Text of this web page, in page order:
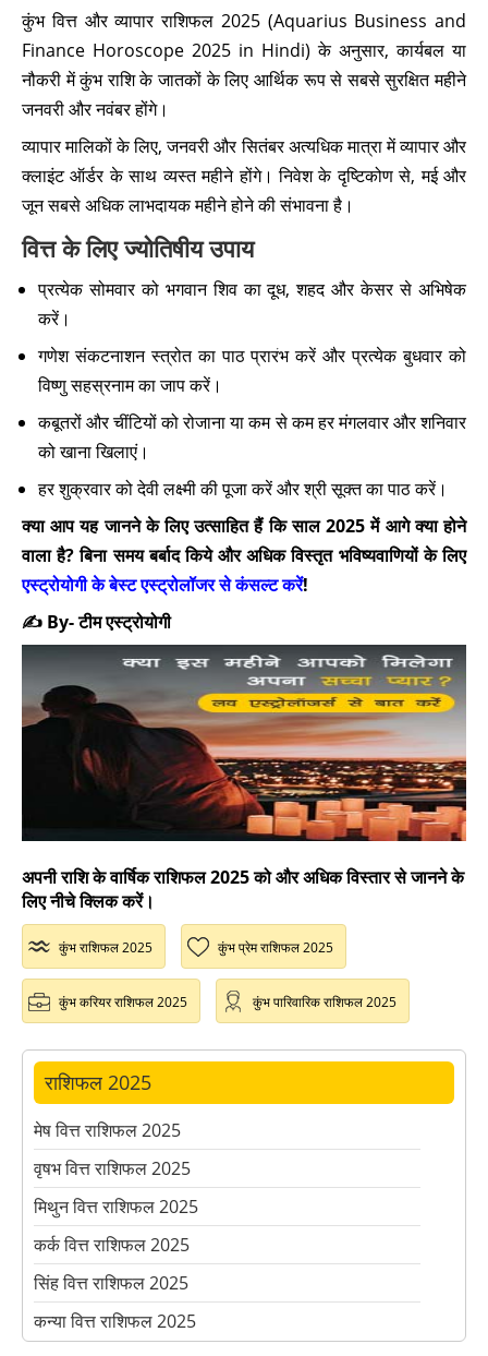
कुंभ वित्त और व्यापार राशिफल 2025 (Aquarius Business and
Finance Horoscope 2025 in Hindi) के अनुसार, कार्यबल या
नौकरी में कुंभ राशि के जातकों के लिए आर्थिक रूप से सबसे सुरक्षित महीने
जनवरी और नवंबर होंगे।
व्यापार मालिकों के लिए, जनवरी और सितंबर अत्यधिक मात्रा में व्यापार और
क्लाइंट ऑर्डर के साथ व्यस्त महीने होंगे। निवेश के दृष्टिकोण से, मई और
जून सबसे अधिक लाभदायक महीने होने की संभावना है।
वित्त के लिए ज्योतिषीय उपाय
प्रत्येक सोमवार को भगवान शिव का दूध, शहद और केसर से अभिषेक
करें।
गणेश संकटनाशन स्त्रोत का पाठ प्रारंभ करें और प्रत्येक बुधवार को
विष्णु सहस्रनाम का जाप करें।
कबूतरों और चींटियों को रोजाना या कम से कम हर मंगलवार और शनिवार
को खाना खिलाएं।
हर शुक्रवार को देवी लक्ष्मी की पूजा करें और श्री सूक्त का पाठ करें।
क्या आप यह जानने के लिए उत्साहित हैं कि साल 2025 में आगे क्या होने
वाला है? बिना समय बर्बाद किये और अधिक विस्तृत भविष्यवाणियों के लिए
एस्ट्रोयोगी के बेस्ट एस्ट्रोलॉजर से कंसल्ट करें!
✍️ By- टीम एस्ट्रोयोगी
अपनी राशि के वार्षिक राशिफल 2025 को और अधिक विस्तार से जानने के
लिए नीचे क्लिक करें।
कुंभ राशिफल 2025 कुंभ प्रेम राशिफल 2025
कुंभ करियर राशिफल 2025 कुंभ पारिवारिक राशिफल 2025
राशिफल 2025
मेष वित्त राशिफल 2025
वृषभ वित्त राशिफल 2025
मिथुन वित्त राशिफल 2025
कर्क वित्त राशिफल 2025
सिंह वित्त राशिफल 2025
कन्या वित्त राशिफल 2025